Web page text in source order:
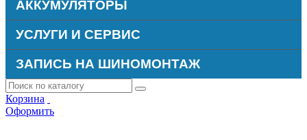
АККУМУЛЯТОРЫ
УСЛУГИ И СЕРВИС
ЗАПИСЬ НА ШИНОМОНТАЖ
Корзина
Оформить